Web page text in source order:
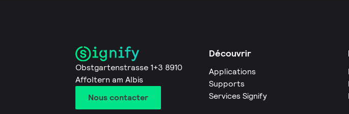
Obstgartenstrasse 1+3 8910
Affoltern am Albis
Nous contacter
Découvrir
Applications
Supports
Services Signify